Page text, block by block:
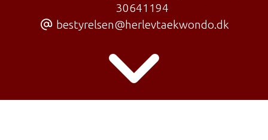
30641194
bestyrelsen@herlevtaekwondo.dk